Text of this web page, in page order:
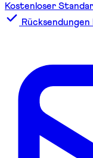
Kostenloser